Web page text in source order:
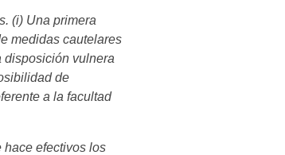
(i) Una primera
medidas cautelares
disposición vulnera
de
a la facultad
hace efectivos los